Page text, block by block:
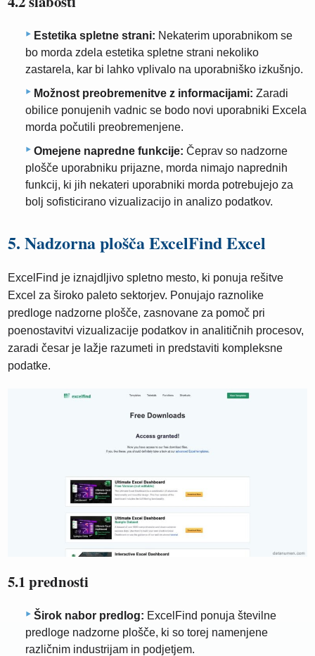
Estetika spletne strani: Nekaterim uporabnikom se
bo morda zdela estetika spletne strani nekoliko
zastarela, kar bi lahko vplivalo na uporabniško izkušnjo.
Možnost preobremenitve z informacijami: Zaradi
obilice ponujenih vadnic se bodo novi uporabniki Excela
morda počutili preobremenjene.
Omejene napredne funkcije: Čeprav so nadzorne
plošče uporabniku prijazne, morda nimajo naprednih
funkcij, ki jih nekateri uporabniki morda potrebujejo za
bolj sofisticirano vizualizacijo in analizo podatkov.
5. Nadzorna plošča ExcelFind Excel
ExcelFind je iznajdljivo spletno mesto, ki ponuja rešitve
Excel za široko paleto sektorjev. Ponujajo raznolike
predloge nadzorne plošče, zasnovane za pomoč pri
poenostavitvi vizualizacije podatkov in analitičnih procesov,
zaradi česar je lažje razumeti in predstaviti kompleksne
podatke.
5.1 prednosti
Širok nabor predlog: ExcelFind ponuja številne
predloge nadzorne plošče, ki so torej namenjene
različnim industrijam in podjetjem.